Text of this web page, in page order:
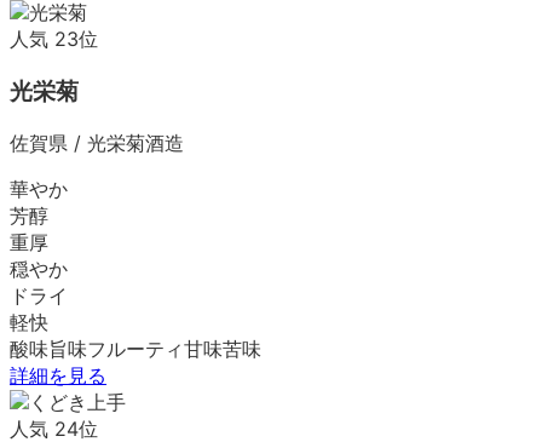
人気 23位
光栄菊
佐賀県 / 光栄菊酒造
華やか
芳醇
重厚
穏やか
ドライ
軽快
酸味旨味フルーティ甘味苦味
詳細を見る
人気 24位